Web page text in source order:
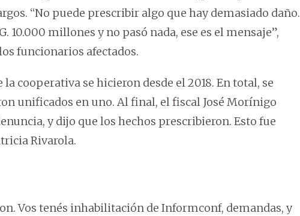
“No puede prescribir algo que hay demasiado daño.
10.000 millones y no pasó nada, ese es el mensaje”,
funcionarios afectados.
cooperativa se hicieron desde el 2018. En total, se
unificados en uno. Al final, el fiscal José Morínigo
y dijo que los hechos prescribieron. Esto fue
Rivarola.
Vos tenés inhabilitación de Informconf, demandas, y